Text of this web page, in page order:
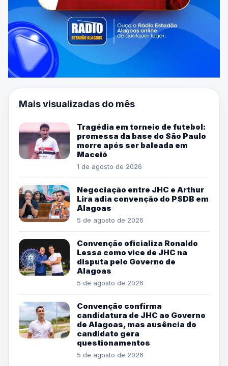
Mais visualizadas do mês
Tragédia em torneio de futebol:
promessa da base do São Paulo
morre após ser baleada em
Maceió
1 de agosto de 2026
Negociação entre JHC e Arthur
Lira adia convenção do PSDB em
Alagoas
5 de agosto de 2026
Convenção oficializa Ronaldo
Lessa como vice de JHC na
disputa pelo Governo de
Alagoas
5 de agosto de 2026
Convenção confirma
candidatura de JHC ao Governo
de Alagoas, mas ausência do
candidato gera
questionamentos
5 de agosto de 2026